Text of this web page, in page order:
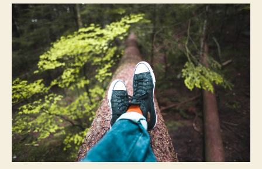
l’article
a
i
n
l’article
0
2
0